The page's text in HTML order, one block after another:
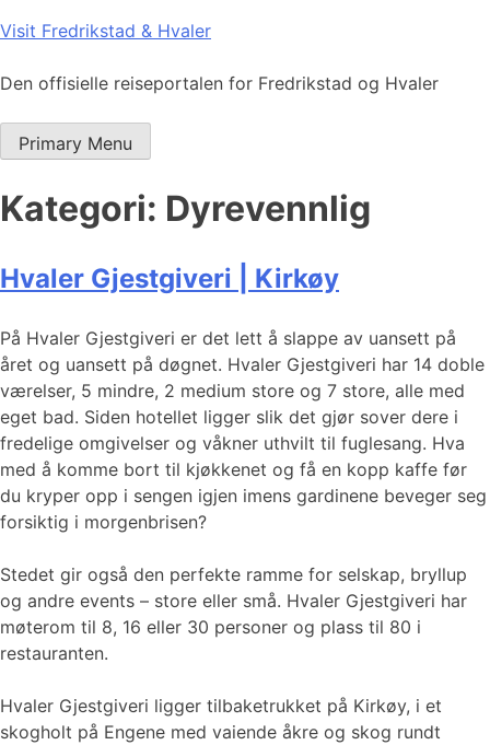
Skip
content
Visit Fredrikstad & Hvaler
Den offisielle reiseportalen for Fredrikstad og Hvaler
Primary Menu
Kategori: Dyrevennlig
Hvaler Gjestgiveri | Kirkøy
På Hvaler Gjestgiveri er det lett å slappe av uansett på
året og uansett på døgnet. Hvaler Gjestgiveri har 14 doble
værelser, 5 mindre, 2 medium store og 7 store, alle med
eget bad. Siden hotellet ligger slik det gjør sover dere i
fredelige omgivelser og våkner uthvilt til fuglesang. Hva
med å komme bort til kjøkkenet og få en kopp kaffe før
du kryper opp i sengen igjen imens gardinene beveger seg
forsiktig i morgenbrisen?
Stedet gir også den perfekte ramme for selskap, bryllup
og andre events – store eller små. Hvaler Gjestgiveri har
møterom til 8, 16 eller 30 personer og plass til 80 i
restauranten.
Hvaler Gjestgiveri ligger tilbaketrukket på Kirkøy, i et
skogholt på Engene med vaiende åkre og skog rundt